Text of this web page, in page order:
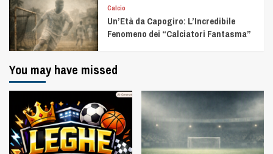
Calcio
Un’Età da Capogiro: L’Incredibile
Fenomeno dei “Calciatori Fantasma”
You may have missed